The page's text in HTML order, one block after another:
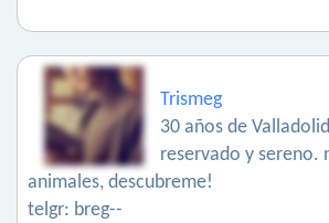
Trismeg
30 años de
reservado y sereno.
animales, descubreme!
telgr: breg--